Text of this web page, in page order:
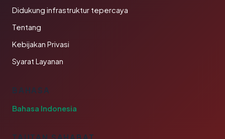
Didukung infrastruktur tepercaya
Tentang
Kebijakan Privasi
Syarat Layanan
BAHASA
Bahasa Indonesia